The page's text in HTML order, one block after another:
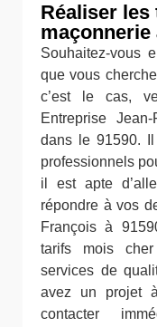
Réaliser les
maçonnerie
Souhaitez-vous
que vous
c’est le cas,
Entreprise
dans le 91590.
professionnels
il est apte
répondre à vos
François à
tarifs mois
services de
avez un projet
contacter